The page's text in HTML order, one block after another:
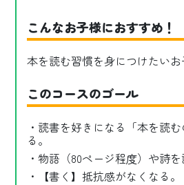
こんなお子様におすすめ！
本を読む習慣を身につけたいお
このコースのゴール
・読書を好きになる「本を読
る。
・物語（80ページ程度）や詩を
・【書く】抵抗感がなくなる。